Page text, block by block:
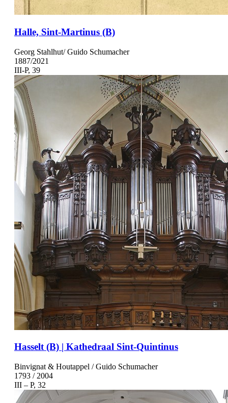
Halle, Sint-Martinus (B)
Georg Stahlhut/ Guido Schumacher
1887/2021
III-P, 39
Hasselt (B) | Kathedraal Sint-Quintinus
Binvignat & Houtappel / Guido Schumacher
1793 / 2004
III – P, 32